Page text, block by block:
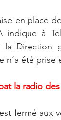
en place
indique à
Direction
n’a été prise
la radio
est fermé aux